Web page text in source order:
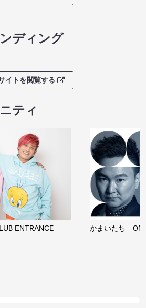
ディング
イトを閲覧する
ティ
ENTRANCE かまいたち